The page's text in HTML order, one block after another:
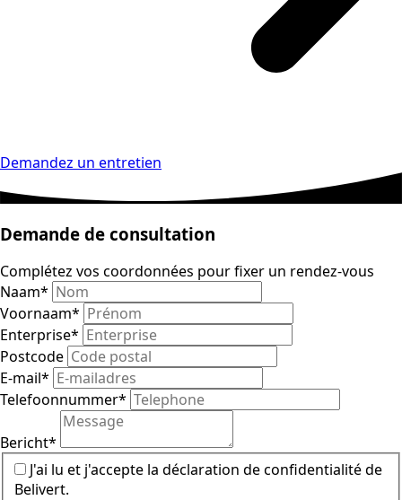
Demandez un entretien
Demande de consultation
Complétez vos coordonnées pour fixer un rendez-vous
Naam*
Voornaam*
Enterprise*
Postcode
E-mail*
Telefoonnummer*
Bericht*
J'ai lu et j'accepte la déclaration de confidentialité de
Belivert.